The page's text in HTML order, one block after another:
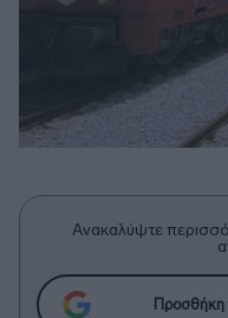
Ανακαλύψτε
Προσθήκη